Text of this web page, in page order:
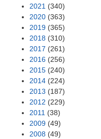
2021 (340)
2020 (363)
2019 (365)
2018 (310)
2017 (261)
2016 (256)
2015 (240)
2014 (224)
2013 (187)
2012 (229)
2011 (38)
2009 (49)
2008 (49)